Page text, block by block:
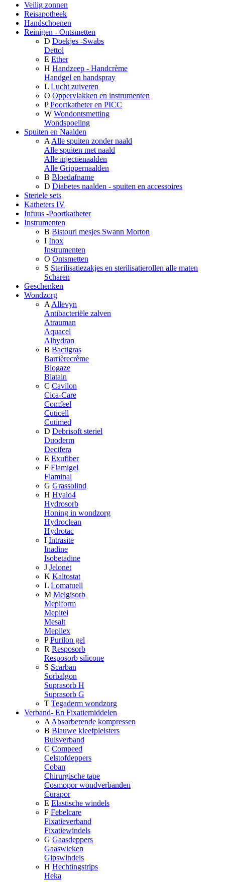
Veilig zonnen
Reisapotheek
Handschoenen
Reinigen - Ontsmetten
D Doekjes -Swabs
Dettol
E Ether
H Handzeep - Handcrème
Handgel en handspray
L Lucht zuiveren
O Oppervlakken en instrumenten
P Poortkatheter en PICC
W Wondontsmetting
Wondspoeling
Spuiten en Naalden
A Alle spuiten zonder naald
Alle spuiten met naald
Alle injectienaalden
Alle Grippernaalden
B Bloedafname
D Diabetes naalden - spuiten en accessoires
Steriele sets
Katheters IV
Infuus -Poortkatheter
Instrumenten
B Bistouri mesjes Swann Morton
I Inox
Instrumenten
O Ontsmetten
S Sterilisatiezakjes en sterilisatierollen alle maten
Scharen
Geschenken
Wondzorg
A Allevyn
Antibacteriële zalven
Atrauman
Aquacel
Alhydran
B Bactigras
Barrièrecrème
Biogaze
Biatain
C Cavilon
Cica-Care
Comfeel
Cuticell
Cutimed
D Debrisoft steriel
Duoderm
Decifera
E Exufiber
F Flamigel
Flaminal
G Grassolind
H Hyalo4
Hydrosorb
Honing in wondzorg
Hydroclean
Hydrotac
I Intrasite
Inadine
Isobetadine
J Jelonet
K Kaltostat
L Lomatuell
M Melgisorb
Mepiform
Mepitel
Mesalt
Mepilex
P Purilon gel
R Resposorb
Resposorb silicone
S Scarban
Sorbalgon
Suprasorb H
Suprasorb G
T Tegaderm wondzorg
Verband- En Fixatiemiddelen
A Absorberende kompressen
B Blauwe kleefpleisters
Buisverband
C Compeed
Celstofdeppers
Coban
Chirurgische tape
Cosmopor wondverbanden
Curapor
E Elastische windels
F Febelcare
Fixatieverband
Fixatiewindels
G Gaasdeppers
Gaaswieken
Gipswindels
H Hechtingstrips
Heka